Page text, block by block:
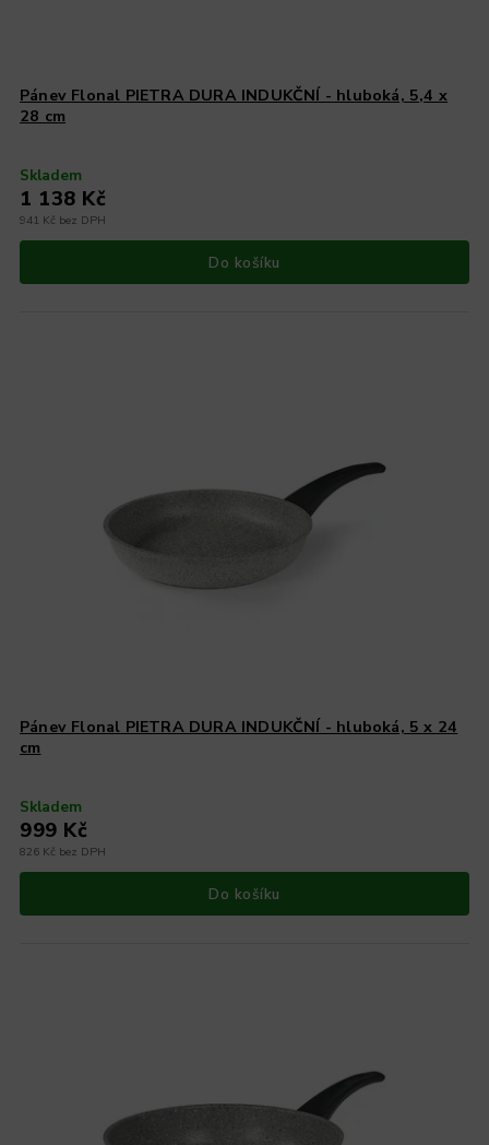
Pánev Flonal PIETRA DURA INDUKČNÍ - hluboká, 5,4 x
28 cm
Skladem
941 Kč bez DPH
1 138 Kč
Do košíku
Pánev Flonal PIETRA DURA INDUKČNÍ - hluboká, 5 x 24
cm
Skladem
826 Kč bez DPH
999 Kč
Do košíku